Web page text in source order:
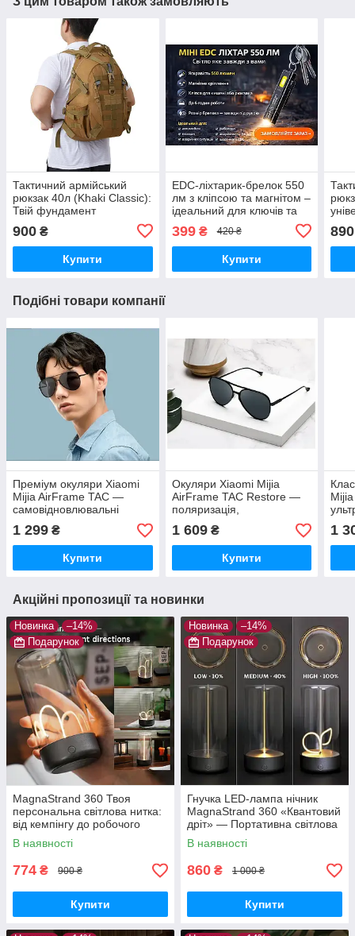
Тактичний армійський
рюкзак 40л (Khaki Classic):
Твій фундамент
900 ₴
Купити
EDC-ліхтарик-брелок 550
лм з кліпсою та магнітом –
ідеальний для ключів та
399₴ 420 ₴
Купити
890
Подібні товари компанії
Преміум окуляри Xiaomi
Mijia AirFrame TAC —
самовідновлювальні
поляризаційні лінзи,
безгвинтова оправа,
UV400
1 299 ₴
Купити
Окуляри Xiaomi Mijia
AirFrame TAC Restore —
поляризація,
самовідновлення,
безгвинтова конструкція
1 609₴
Купити
1
Акційні пропозиції та новинки
Новинка
–14%
Подарунок
MagnaStrand 360 Твоя
персональна світлова нитка:
від кемпінгу до робочого
столу
В наявності
774 ₴ 900 ₴
Купити
Новинка
–14%
Подарунок
Гнучка LED-лампа нічник
MagnaStrand 360 «Квантовий
дріт» — Портативна світлова
нитка Lumia Flex з магнітом
(Тепле світло)
В наявності
860 ₴ 1 000 ₴
Купити